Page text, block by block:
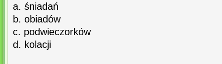
a. śniadań
b. obiadów
c. podwieczorków
d. kolacji